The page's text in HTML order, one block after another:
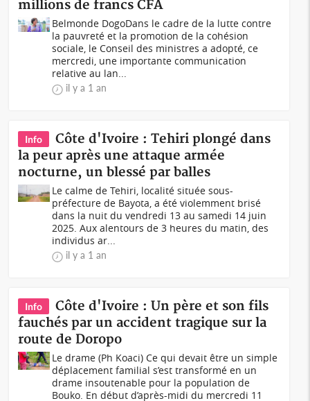
millions de francs CFA
Belmonde DogoDans le cadre de la lutte contre
la pauvreté et la promotion de la cohésion
sociale, le Conseil des ministres a adopté, ce
mercredi, une importante communication
relative au lan...
il y a 1 an
Info
Côte d'Ivoire : Tehiri plongé dans
la peur après une attaque armée
nocturne, un blessé par balles
Le calme de Tehiri, localité située sous-
préfecture de Bayota, a été violemment brisé
dans la nuit du vendredi 13 au samedi 14 juin
2025. Aux alentours de 3 heures du matin, des
individus ar...
il y a 1 an
Info
Côte d'Ivoire : Un père et son fils
fauchés par un accident tragique sur la
route de Doropo
Le drame (Ph Koaci) Ce qui devait être un simple
déplacement familial s’est transformé en un
drame insoutenable pour la population de
Bouko. En début d’après-midi du mercredi 11